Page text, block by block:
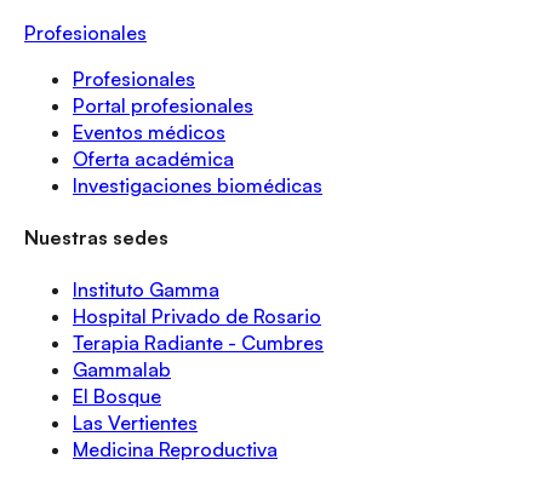
Profesionales
Profesionales
Portal profesionales
Eventos médicos
Oferta académica
Investigaciones biomédicas
Nuestras sedes
Instituto Gamma
Hospital Privado de Rosario
Terapia Radiante - Cumbres
Gammalab
El Bosque
Las Vertientes
Medicina Reproductiva